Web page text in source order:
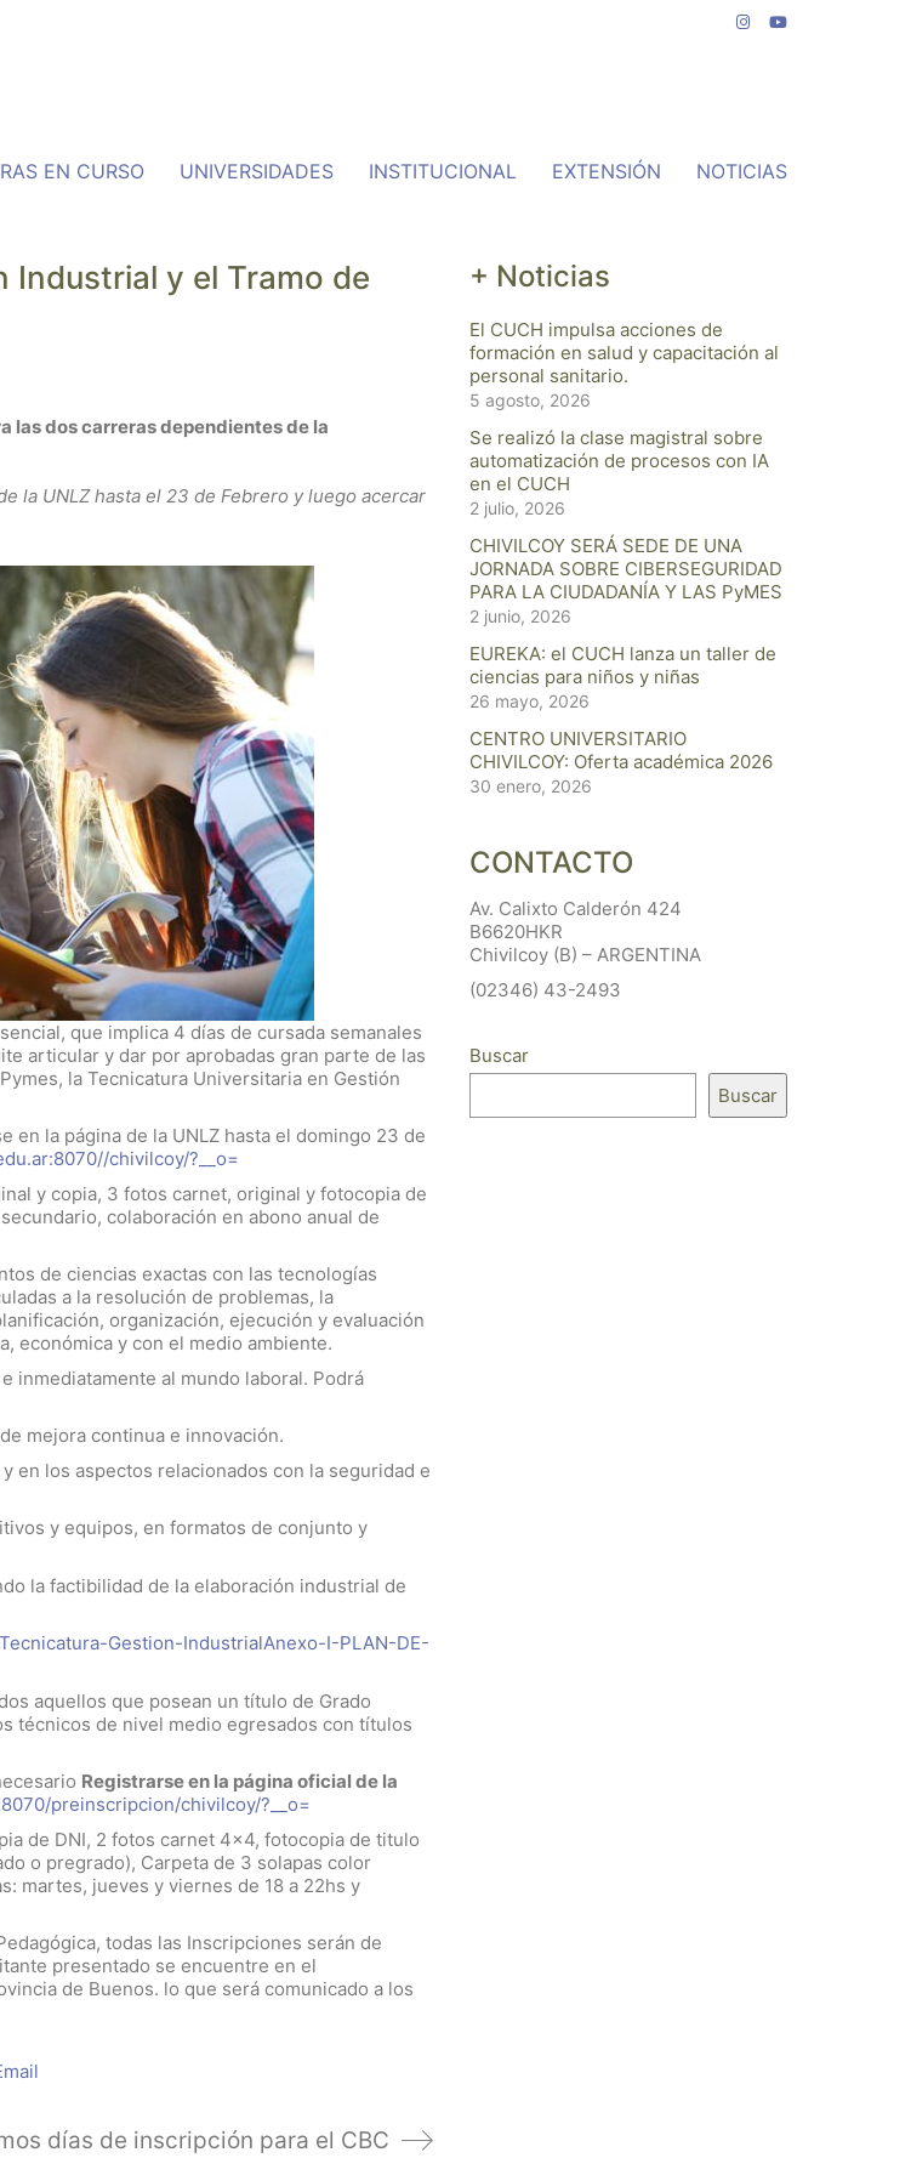
EN CURSO UNIVERSIDADES INSTITUCIONAL EXTENSIÓN NOTICIAS
Industrial y el Tramo de
las dos carreras dependientes de la
la UNLZ hasta el 23 de Febrero y luego acercar
que implica 4 días de cursada semanales
articular y dar por aprobadas gran parte de las
la Tecnicatura Universitaria en Gestión
la página de la UNLZ hasta el domingo 23 de
chivilcoy/?__o=
y copia, 3 fotos carnet, original y fotocopia de
colaboración en abono anual de
de ciencias exactas con las tecnologías
a la resolución de problemas, la
organización, ejecución y evaluación
económica y con el medio ambiente.
inmediatamente al mundo laboral. Podrá
mejora continua e innovación.
en los aspectos relacionados con la seguridad e
y equipos, en formatos de conjunto y
la factibilidad de la elaboración industrial de
Gestion-IndustrialAnexo-I-PLAN-DE-
aquellos que posean un título de Grado
técnicos de nivel medio egresados con títulos
Registrarse en la página oficial de la
preinscripcion/chivilcoy/?__o=
de DNI, 2 fotos carnet 4×4, fotocopia de titulo
o pregrado), Carpeta de 3 solapas color
martes, jueves y viernes de 18 a 22hs y
todas las Inscripciones serán de
presentado se encuentre en el
de Buenos. lo que será comunicado a los
días de inscripción para el CBC
+ Noticias
El CUCH impulsa acciones de
formación en salud y capacitación al
personal sanitario.
5 agosto, 2026
Se realizó la clase magistral sobre
automatización de procesos con IA
en el CUCH
2 julio, 2026
CHIVILCOY SERÁ SEDE DE UNA
JORNADA SOBRE CIBERSEGURIDAD
PARA LA CIUDADANÍA Y LAS PyMES
2 junio, 2026
EUREKA: el CUCH lanza un taller de
ciencias para niños y niñas
26 mayo, 2026
CENTRO UNIVERSITARIO
CHIVILCOY: Oferta académica 2026
30 enero, 2026
CONTACTO
Av. Calixto Calderón 424
B6620HKR
Chivilcoy (B) – ARGENTINA
(02346) 43-2493
Buscar
Buscar